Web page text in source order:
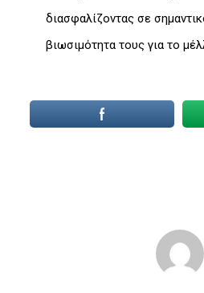
διασφαλίζοντας σε
βιωσιμότητα τους για το